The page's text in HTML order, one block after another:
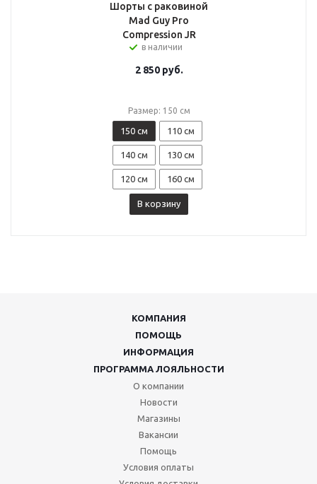
Шорты с раковиной
Mad Guy Pro
Compression JR
в наличии
2 850руб.
Размер: 150 см
150 см 110 см
140 см 130 см
120 см 160 см
В корзину
КОМПАНИЯ
ПОМОЩЬ
ИНФОРМАЦИЯ
ПРОГРАММА ЛОЯЛЬНОСТИ
О компании
Новости
Магазины
Вакансии
Помощь
Условия оплаты